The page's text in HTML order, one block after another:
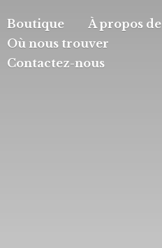
Boutique
À propos de
Où nous trouver
Contactez-nous